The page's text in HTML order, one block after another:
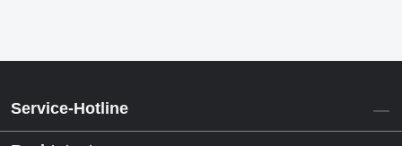
Service-Hotline